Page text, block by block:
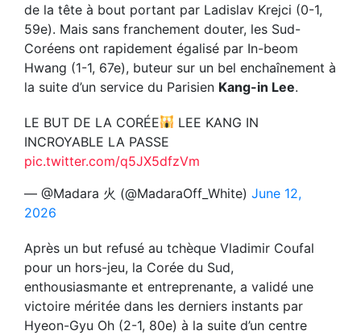
de la tête à bout portant par Ladislav Krejci (0-1,
59e). Mais sans franchement douter, les Sud-
Coréens ont rapidement égalisé par In-beom
Hwang (1-1, 67e), buteur sur un bel enchaînement à
la suite d’un service du Parisien Kang-in Lee.
LE BUT DE LA CORÉE
LEE KANG IN
INCROYABLE LA PASSE
pic.twitter.com/q5JX5dfzVm
— @Madara 火 (@MadaraOff_White) June 12,
2026
Après un but refusé au tchèque Vladimir Coufal
pour un hors-jeu, la Corée du Sud,
enthousiasmante et entreprenante, a validé une
victoire méritée dans les derniers instants par
Hyeon-Gyu Oh (2-1, 80e) à la suite d’un centre